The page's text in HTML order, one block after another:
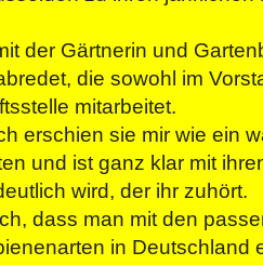
der Gärtnerin und
die sowohl im
mitarbeitet.
erschien sie mir wie ein
und ist ganz klar mit
wird, der ihr zuhört.
dass man mit den
in Deutschland